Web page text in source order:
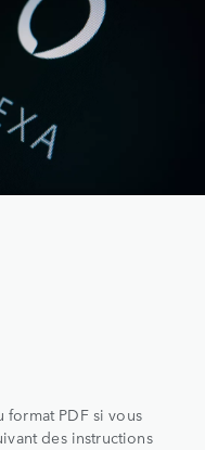
format PDF si vous
des instructions